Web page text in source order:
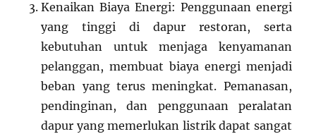
Kenaikan Biaya Energi: Penggunaan energi
yang tinggi di dapur restoran, serta
kebutuhan untuk menjaga kenyamanan
pelanggan, membuat biaya energi menjadi
beban yang terus meningkat. Pemanasan,
pendinginan, dan penggunaan peralatan
dapur yang memerlukan listrik dapat sangat